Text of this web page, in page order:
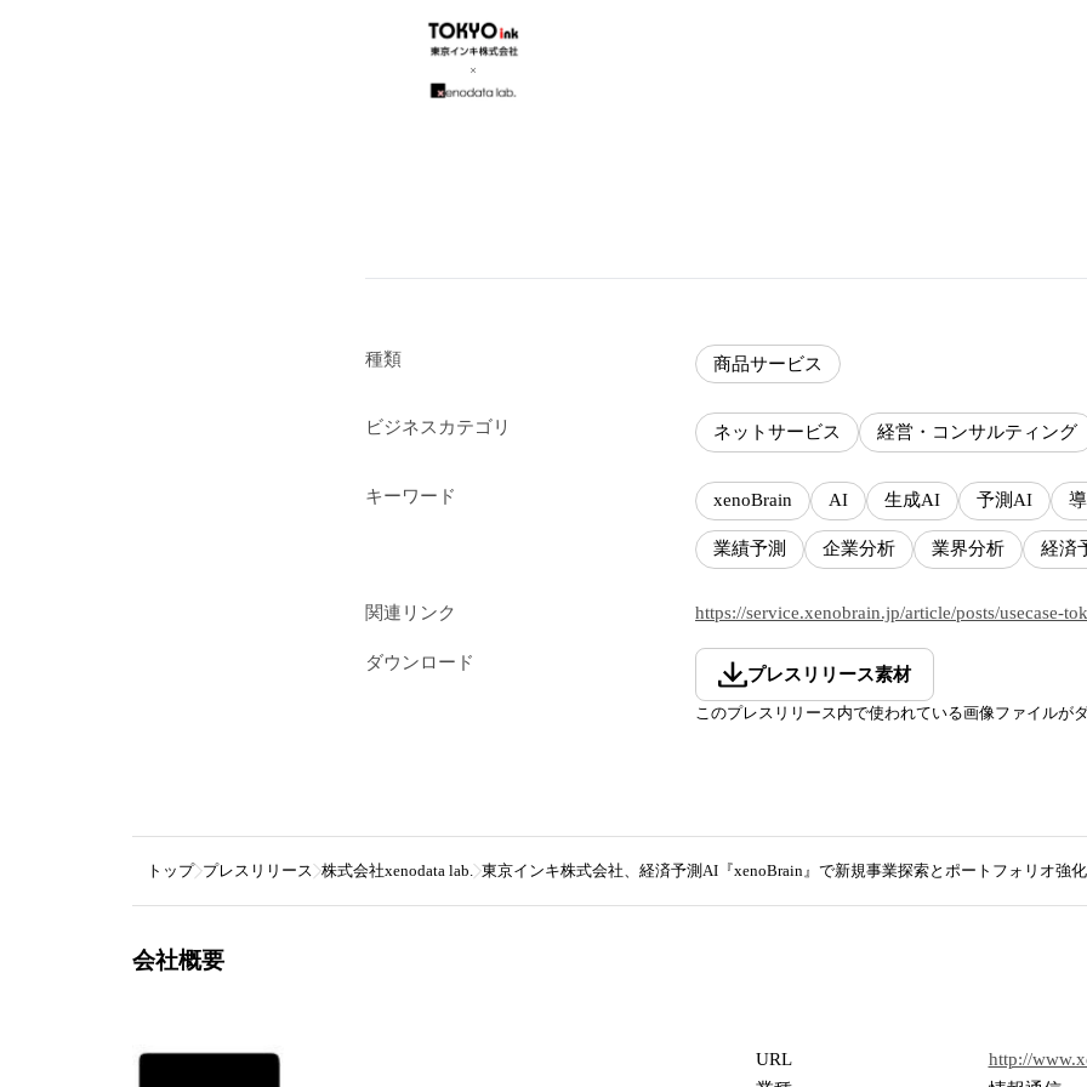
種類 商品サービス
ビジネスカテゴリ ネットサービス 経営・コンサルティング
キーワード xenoBrain AI 生成AI 予測AI
業績予測 企業分析 業界分析 経済
関連リンク https://service.xenobrain.jp/article/posts/usecase-
ダウンロード
プレスリリース素材
このプレスリリース内で使われている画像ファイルが
トップ プレスリリース 株式会社xenodata lab. 東京インキ株式会社、経済予測AI『xenoBrain』で新規事業探索とポートフォリオ強
会社概要
URL
http://